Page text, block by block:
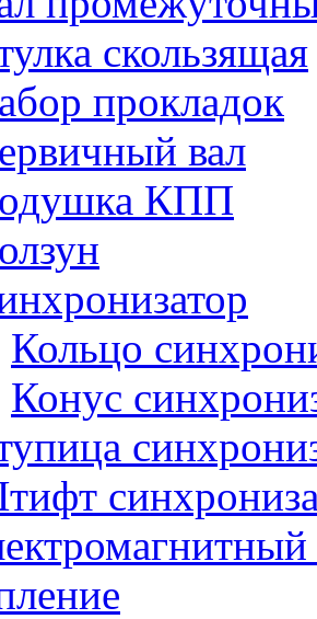
скользящая
прокладок
вал
КПП
Кольцо
Конус